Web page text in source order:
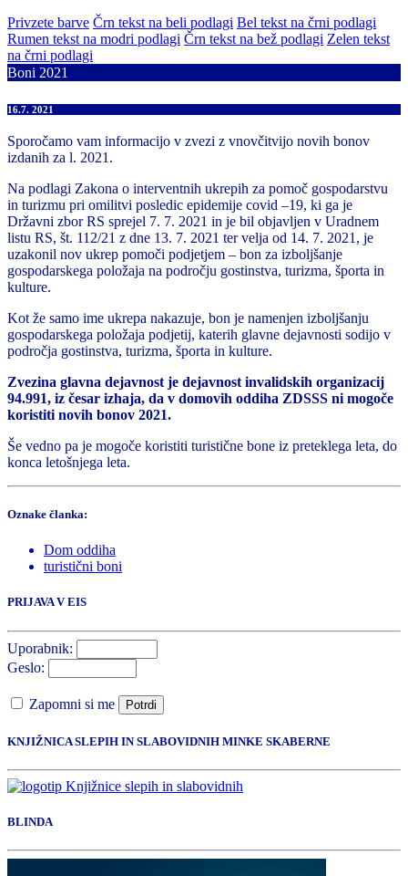
Privzete barve Črn tekst na beli podlagi Bel tekst na črni podlagi
Rumen tekst na modri podlagi Črn tekst na bež podlagi Zelen tekst
na črni podlagi
Boni 2021
16.7. 2021
Sporočamo vam informacijo v zvezi z vnovčitvijo novih bonov
izdanih za l. 2021.
Na podlagi Zakona o interventnih ukrepih za pomoč gospodarstvu
in turizmu pri omilitvi posledic epidemije covid –19, ki ga je
Državni zbor RS sprejel 7. 7. 2021 in je bil objavljen v Uradnem
listu RS, št. 112/21 z dne 13. 7. 2021 ter velja od 14. 7. 2021, je
uzakonil nov ukrep pomoči podjetjem – bon za izboljšanje
gospodarskega položaja na področju gostinstva, turizma, športa in
kulture.
Kot že samo ime ukrepa nakazuje, bon je namenjen izboljšanju
gospodarskega položaja podjetij, katerih glavne dejavnosti sodijo v
področja gostinstva, turizma, športa in kulture.
Zvezina glavna dejavnost je dejavnost invalidskih organizacij
94.991, iz česar izhaja, da v domovih oddiha ZDSSS ni mogoče
koristiti novih bonov 2021.
Še vedno pa je mogoče koristiti turistične bone iz preteklega leta, do
konca letošnjega leta.
Oznake članka:
Dom oddiha
turistični boni
PRIJAVA V EIS
Uporabnik:
Geslo:
Zapomni si me Potrdi
KNJIŽNICA SLEPIH IN SLABOVIDNIH MINKE SKABERNE
BLINDA